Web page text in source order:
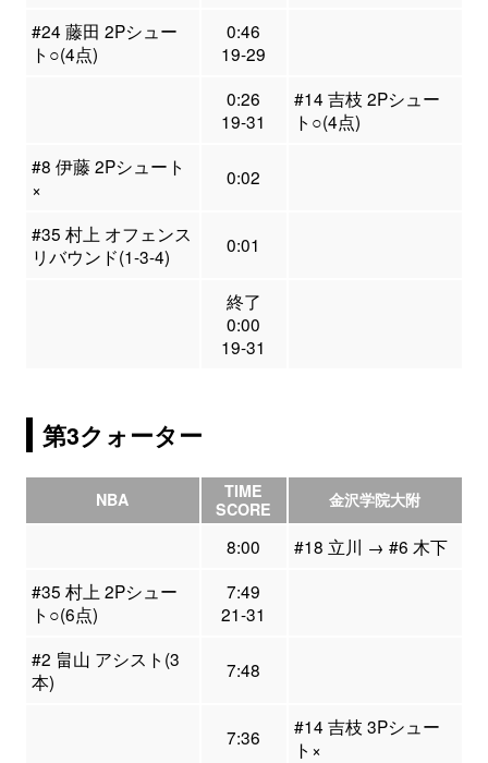
#24 藤田 2Pシュー
ト○(4点)
0:46
19-29
0:26
19-31
#14 吉枝 2Pシュー
ト○(4点)
#8 伊藤 2Pシュート
×
0:02
#35 村上 オフェンス
リバウンド(1-3-4)
0:01
終了
0:00
19-31
第3クォーター
NBA
TIME
SCORE
金沢学院大附
8:00
#18 立川 → #6 木下
#35 村上 2Pシュー
ト○(6点)
7:49
21-31
#2 畠山 アシスト(3
本)
7:48
7:36
#14 吉枝 3Pシュー
ト×